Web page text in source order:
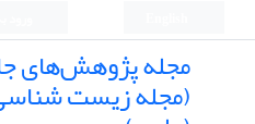
مجله پژوهش‌های
(مجله زیست